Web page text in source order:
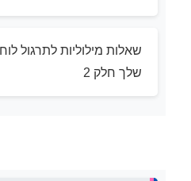
שאלות מילוליות לתרגול
שלך חלק 2